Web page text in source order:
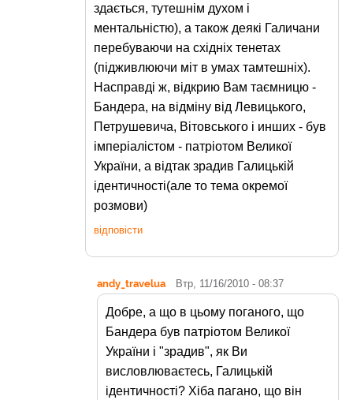
здається, тутешнім духом і
ментальністю), а також деякі Галичани
перебуваючи на східніх тенетах
(підживлюючи міт в умах тамтешніх).
Насправді ж, відкрию Вам таємницю -
Бандера, на відміну від Левицького,
Петрушевича, Вітовського і инших - був
імперіалістом - патріотом Великої
України, а відтак зрадив Галицькій
ідентичності(але то тема окремої
розмови)
відповісти
andy_travelua Втр, 11/16/2010 - 08:37
Добре, а що в цьому поганого, що
Бандера був патріотом Великої
України і "зрадив", як Ви
висловлюваєтесь, Галицькій
ідентичності? Хіба пагано, що він